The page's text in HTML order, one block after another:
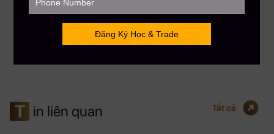
Mau Bui sẽ là người coaching hướng dẫn, chia sẻ kinh nghiệm & đồng hành
T in liên quan Tất cả